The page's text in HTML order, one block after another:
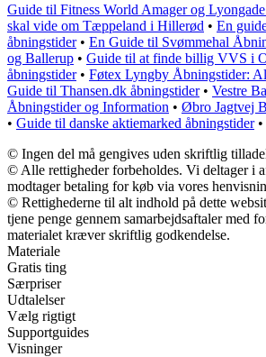
Guide til Fitness World Amager og
skal vide om Tæppeland i Hillerød • En
åbningstider• En Guide til Svømmehal
og Ballerup • Guide til at finde billig VVS i
åbningstider• Føtex Lyngby Åbningstider:
Guide til Thansen.dk åbningstider• Vestre
Åbningstider og Information • Øbro Jagtvej
• Guide til danske aktiemarked åbningstider•
© Ingen del må gengives uden skriftlig
© Alle rettigheder forbeholdes. Vi deltager i
modtager betaling for køb via vores
© Rettighederne til alt indhold på dette
tjene penge gennem samarbejdsaftaler med
materialet kræver skriftlig godkendelse.
Materiale
Gratis ting
Særpriser
Udtalelser
Vælg rigtigt
Supportguides
Visninger